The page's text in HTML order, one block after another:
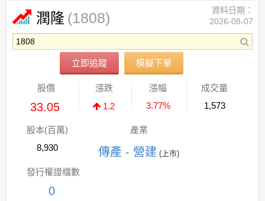
潤隆 (1808)
立即追蹤 模擬下單
資料日期：
2026-08-07
股價
33.05
漲跌
1.2
漲幅
3.77%
成交量
1,573
股本(百萬)
8,930
產業
傳產 - 營建 (上市)
發行權證檔數
0